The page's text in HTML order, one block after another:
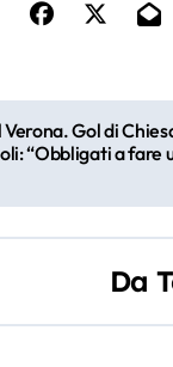
Gol di
“Obbligati a fare
Da